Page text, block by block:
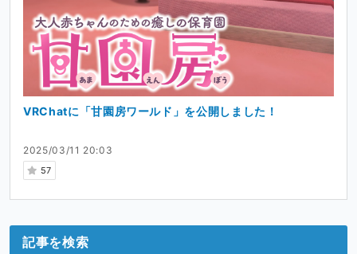
2025/03/11 20:03
57
VRChatに「甘園房ワールド」を公開しました！
記事を検索